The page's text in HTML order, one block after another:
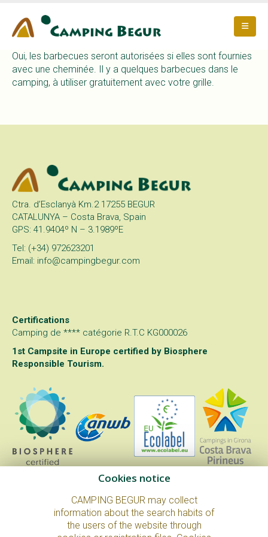
Oui, les barbecues seront autorisées si elles sont fournies
avec une cheminée. Il y a quelques barbecues dans le
camping, à utiliser gratuitement avec votre grille.
Ctra. d’Esclanyà Km.2 17255 BEGUR
CATALUNYA – Costa Brava, Spain
GPS: 41.9404º N – 3.1989ºE
Tel: (+34) 972623201
Email: info@campingbegur.com
Certifications
Camping de **** catégorie R.T.C KG000026
1st Campsite in Europe certified by Biosphere
Responsible Tourism.
© Copyright 2026. All Rights Reserved.
Cookies notice
CAMPING BEGUR may collect
information about the search habits of
the users of the website through